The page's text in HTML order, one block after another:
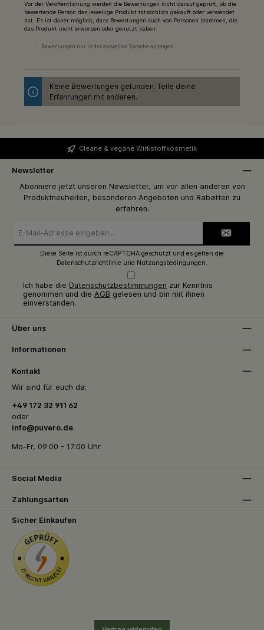
Vor der Veröffentlichung werden die Bewertungen nicht darauf geprüft, ob die
bewertende Person das jeweilige Produkt tatsächlich gekauft oder verwendet
hat. Es ist daher möglich, dass Bewertungen auch von Personen stammen, die
das Produkt nicht erworben oder genutzt haben.
Bewertungen nur in der aktuellen Sprache anzeigen.
Keine Bewertungen gefunden. Teile deine
Erfahrungen mit anderen.
Cleane & vegane Wirkstoffkosmetik
Newsletter
Abonniere jetzt unseren Newsletter, um vor allen anderen von
Produktneuheiten, besonderen Angeboten und Rabatten zu
erfahren.
Mail-
Diese Seite ist durch reCAPTCHA geschützt und es gelten die
Datenschutzrichtlinie und Nutzungsbedingungen.
Ich habe die Datenschutzbestimmungen zur Kenntnis
genommen und dieAGB gelesen und bin mit ihnen
einverstanden.
Über uns
Informationen
Kontakt
Wir sind für euch da:
+49 172 32 911 62
oder
info@puvero.de
Mo-Fr, 09:00 - 17:00 Uhr
Social Media
Zahlungsarten
Sicher Einkaufen